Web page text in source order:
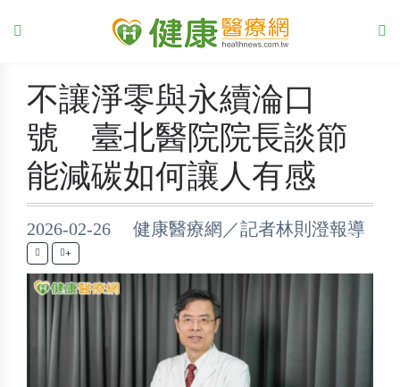
不讓淨零與永續淪口
號 臺北醫院院長談節
能減碳如何讓人有感
2026-02-26 健康醫療網／記者林則澄報導
+